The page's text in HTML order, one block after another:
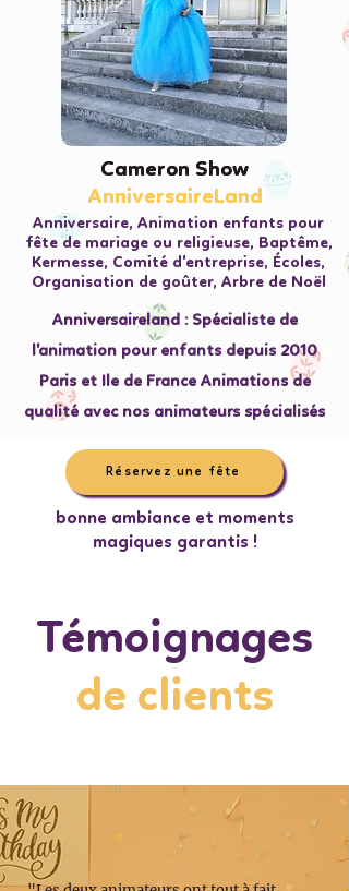
Cameron Show
AnniversaireLand
Cameron Show
AnniversaireLand
Anniversaire, Animation enfants pour
fête de mariage ou religieuse, Baptême,
Kermesse, Comité d'entreprise, Écoles,
Organisation de goûter, Arbre de Noël
Anniversaireland : Spécialiste de
l'animation pour enfants depuis 2010
Paris et Ile de France Animations de
qualité avec nos animateurs spécialisés
Réservez une fête
bonne ambiance et moments
magiques garantis !
Témoignages
de clients